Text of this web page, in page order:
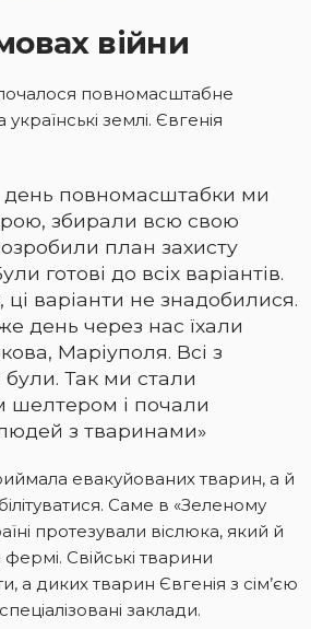
війни
повномасштабне
землі. Євгенія
повномасштабки ми
збирали всю свою
план захисту
готові до всіх варіантів.
ці варіанти не знадобилися.
день через нас їхали
Маріуполя. Всі з
Так ми стали
шелтером і почали
з тваринами»
евакуйованих тварин, а й
Саме в «Зеленому
протезували віслюка, який й
Свійські тварини
а диких тварин Євгенія з сім’єю
заклади.